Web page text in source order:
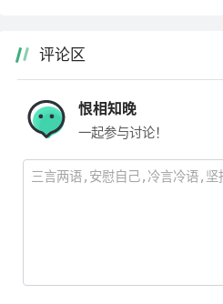
评论区
恨相知晚
一起参与讨论！